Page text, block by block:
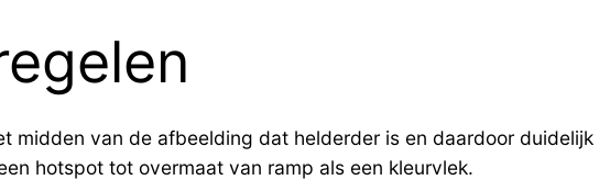
midden van de afbeelding dat helderder is en daardoor duidelijk
hotspot tot overmaat van ramp als een kleurvlek.